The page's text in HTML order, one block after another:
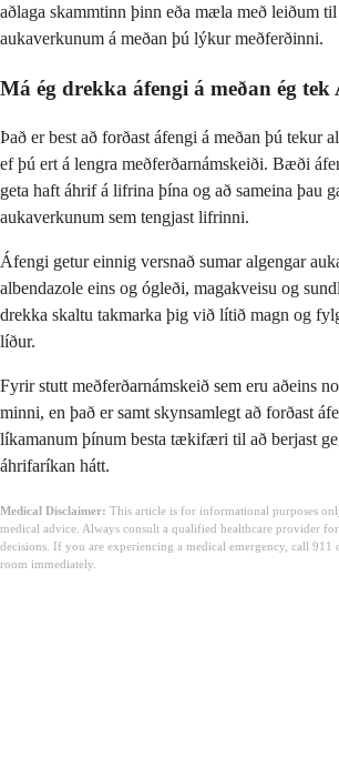
aðlaga skammtinn þinn eða mæla með leiðum til
aukaverkunum á meðan þú lýkur meðferðinni.
Má ég drekka áfengi á meðan ég tek
Það er best að forðast áfengi á meðan þú tekur
ef þú ert á lengra meðferðarnámskeiði. Bæði
geta haft áhrif á lifrina þína og að sameina þau
aukaverkunum sem tengjast lifrinni.
Áfengi getur einnig versnað sumar algengar
albendazole eins og ógleði, magakveisu og
drekka skaltu takmarka þig við lítið magn og
líður.
Fyrir stutt meðferðarnámskeið sem eru aðeins
minni, en það er samt skynsamlegt að forðast
líkamanum þínum besta tækifæri til að berjast
áhrifaríkan hátt.
Medical Disclaimer: This article is for informational purposes
medical advice. Always consult a qualified healthcare provider
decisions. If you are experiencing a medical emergency, call 911
room immediately.